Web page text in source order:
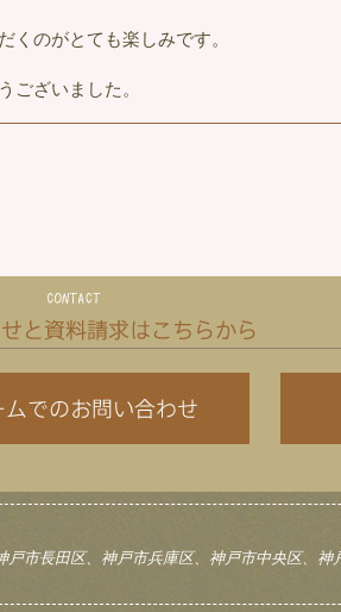
くのがとても楽しみです。
ございました。
市長田区、神戸市兵庫区、神戸市中央区、神